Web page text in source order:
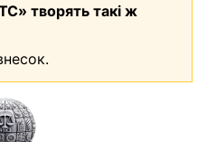
творять такі ж